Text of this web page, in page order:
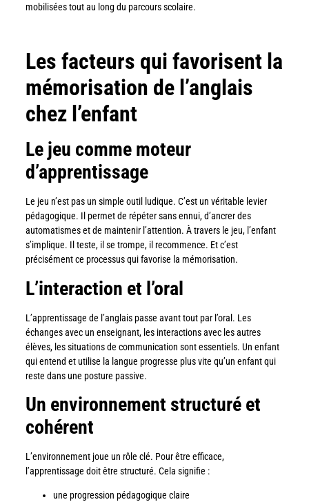
mobilisées tout au long du parcours scolaire.
Les facteurs qui favorisent la
mémorisation de l’anglais
chez l’enfant
Le jeu comme moteur
d’apprentissage
Le jeu n’est pas un simple outil ludique. C’est un véritable levier
pédagogique. Il permet de répéter sans ennui, d’ancrer des
automatismes et de maintenir l’attention. À travers le jeu, l’enfant
s’implique. Il teste, il se trompe, il recommence. Et c’est
précisément ce processus qui favorise la mémorisation.
L’interaction et l’oral
L’apprentissage de l’anglais passe avant tout par l’oral. Les
échanges avec un enseignant, les interactions avec les autres
élèves, les situations de communication sont essentiels. Un enfant
qui entend et utilise la langue progresse plus vite qu’un enfant qui
reste dans une posture passive.
Un environnement structuré et
cohérent
L’environnement joue un rôle clé. Pour être efficace,
l’apprentissage doit être structuré. Cela signifie :
une progression pédagogique claire